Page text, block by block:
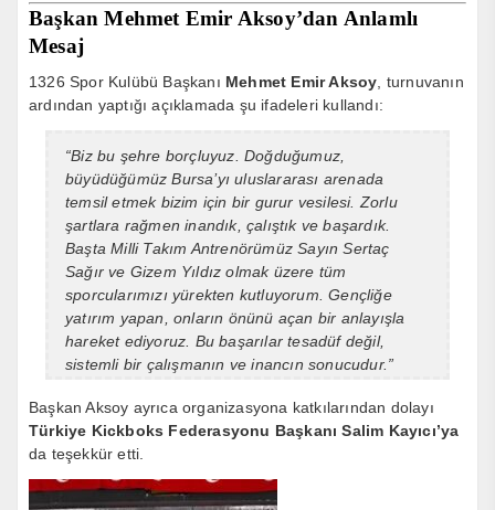
Başkan Mehmet Emir Aksoy’dan Anlamlı
Mesaj
1326 Spor Kulübü Başkanı Mehmet Emir Aksoy , turnuvanın
ardından yaptığı açıklamada şu ifadeleri kullandı:
“Biz bu şehre borçluyuz. Doğduğumuz,
büyüdüğümüz Bursa’yı uluslararası arenada
temsil etmek bizim için bir gurur vesilesi. Zorlu
şartlara rağmen inandık, çalıştık ve başardık.
Başta Milli Takım Antrenörümüz Sayın Sertaç
Sağır ve Gizem Yıldız olmak üzere tüm
sporcularımızı yürekten kutluyorum. Gençliğe
yatırım yapan, onların önünü açan bir anlayışla
hareket ediyoruz. Bu başarılar tesadüf değil,
sistemli bir çalışmanın ve inancın sonucudur.”
Başkan Aksoy ayrıca organizasyona katkılarından dolayı
Türkiye Kickboks Federasyonu Başkanı Salim Kayıcı’ya
da teşekkür etti.